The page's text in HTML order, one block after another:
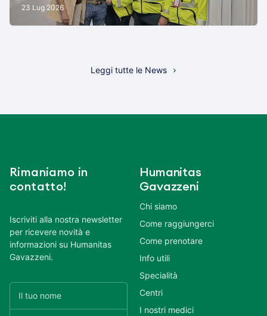
23 Lug 2026
Leggi tutte le News
Rimaniamo in
contatto!
Iscriviti alla nostra newsletter
per ricevere novità e
informazioni su Humanitas
Gavazzeni.
Humanitas
Gavazzeni
Chi siamo
Come raggiungerci
Come prenotare
Info utili
Specialità
Centri
I nostri medici